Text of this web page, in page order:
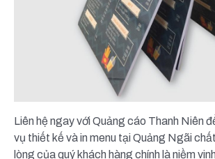
Liên hệ ngay với Quảng cáo Thanh Niên
vụ thiết kế và in menu tại Quảng Ngãi
lòng của quý khách hàng chính là niềm